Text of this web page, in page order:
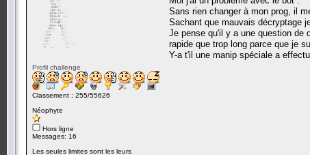
Profil challenge
Classement : 255/55626
Néophyte
Hors ligne
Messages: 16
Les seules limites sont les leurs
Sans rien changer à mon prog, il
Sachant que mauvais décryptage
Je pense qu'il y a une question de
rapide que trop long parce que je
Y-a t'il une manip spéciale a